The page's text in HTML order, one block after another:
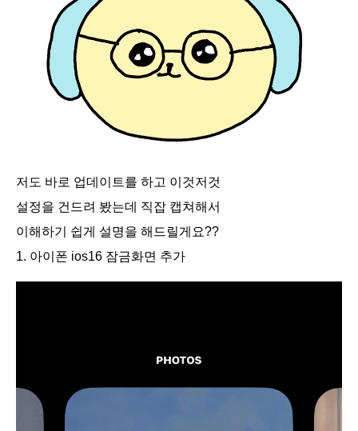
저도 바로 업데이트를 하고 이것저것
설정을 건드려 봤는데 직잡 캡쳐해서
이해하기 쉽게 설명을 해드릴게요??
1. 아이폰 ios16 잠금화면 추가